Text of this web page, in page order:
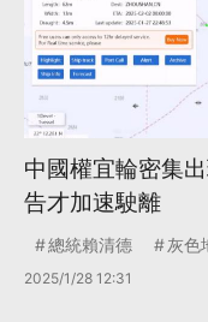
中國權宜輪密集
告才加速駛離
總統賴清德 灰色
2025/1/28 12:31